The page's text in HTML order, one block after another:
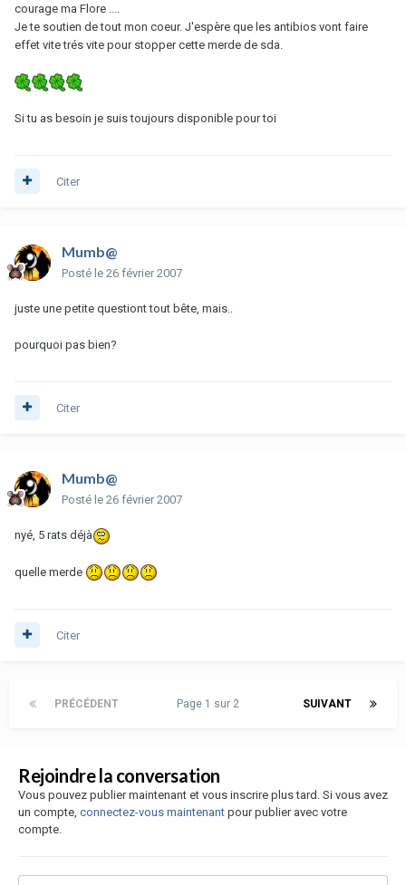
courage ma Flore ....
Je te soutien de tout mon coeur. J'espère que les antibios vont faire
effet vite trés vite pour stopper cette merde de sda.
Si tu as besoin je suis toujours disponible pour toi
Citer
Mumb@
Posté le 26 février 2007
juste une petite questiont tout bête, mais..
pourquoi pas bien?
Citer
Mumb@
Posté le 26 février 2007
nyé, 5 rats déjà
quelle merde
Citer
PRÉCÉDENT SUIVANT
Page 1 sur 2
Rejoindre la conversation
Vous pouvez publier maintenant et vous inscrire plus tard. Si vous avez
un compte, connectez-vous maintenant pour publier avec votre
compte.